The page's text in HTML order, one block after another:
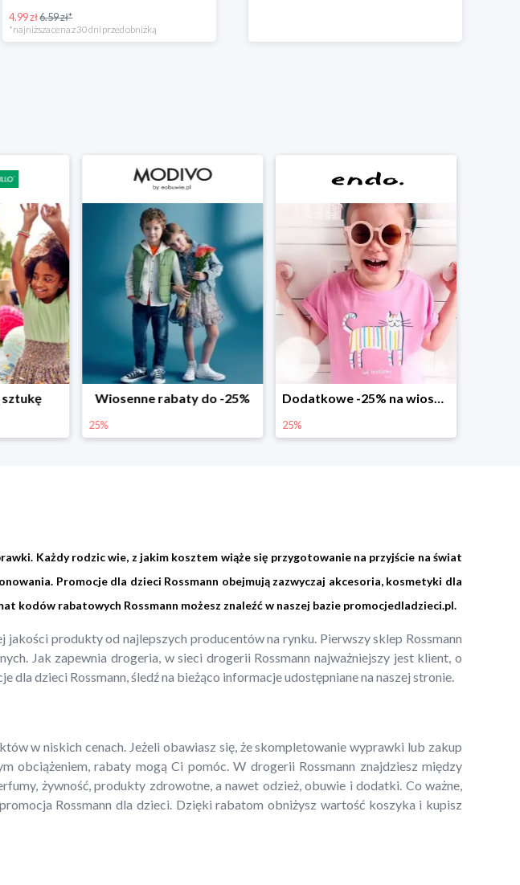
4.99 zł6.59 zł*
*najniższa cena z 30 dni przed obniżką
Wiosenne rabaty do -25%
25%
Dodatkowe -25% na wiosenne nowości
25%
Każdy rodzic wie, z jakim kosztem wiąże się przygotowanie na przyjście na świat
Promocje dla dzieci Rossmann obejmują zazwyczaj akcesoria, kosmetyki dla
kodów rabatowych Rossmann możesz znaleźć w naszej bazie promocjedladzieci.pl.
produkty od najlepszych producentów na rynku. Pierwszy sklep Rossmann
Jak zapewnia drogeria, w sieci drogerii Rossmann najważniejszy jest klient, o
dzieci Rossmann, śledź na bieżąco informacje udostępniane na naszej stronie.
w niskich cenach. Jeżeli obawiasz się, że skompletowanie wyprawki lub zakup
obciążeniem, rabaty mogą Ci pomóc. W drogerii Rossmann znajdziesz między
żywność, produkty zdrowotne, a nawet odzież, obuwie i dodatki. Co ważne,
Rossmann dla dzieci. Dzięki rabatom obniżysz wartość koszyka i kupisz